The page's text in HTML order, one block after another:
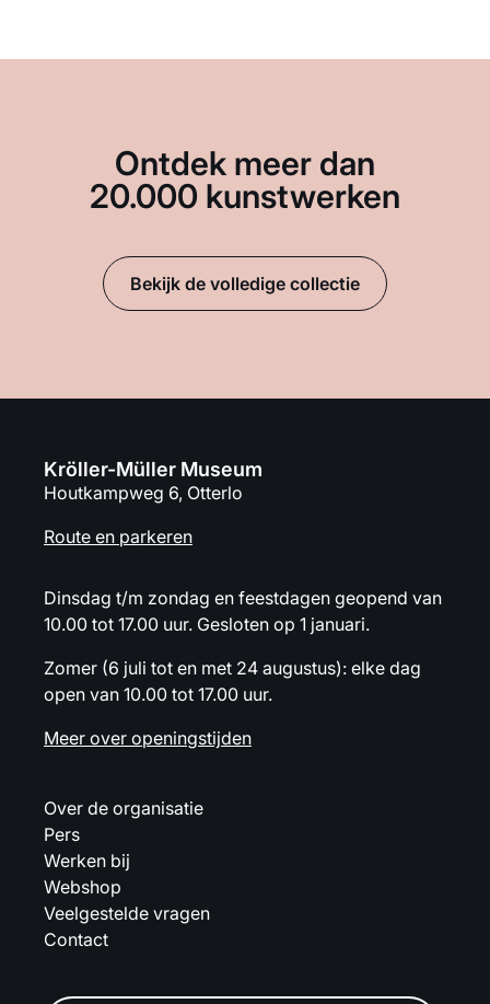
Ontdek meer dan
20.000 kunstwerken
Bekijk de volledige collectie
Kröller-Müller Museum
Houtkampweg 6, Otterlo
Route en parkeren
Dinsdag t/m zondag en feestdagen geopend van
10.00 tot 17.00 uur. Gesloten op 1 januari.
Zomer (6 juli tot en met 24 augustus): elke dag
open van 10.00 tot 17.00 uur.
Meer over openingstijden
Over de organisatie
Pers
Werken bij
Webshop
Veelgestelde vragen
Contact